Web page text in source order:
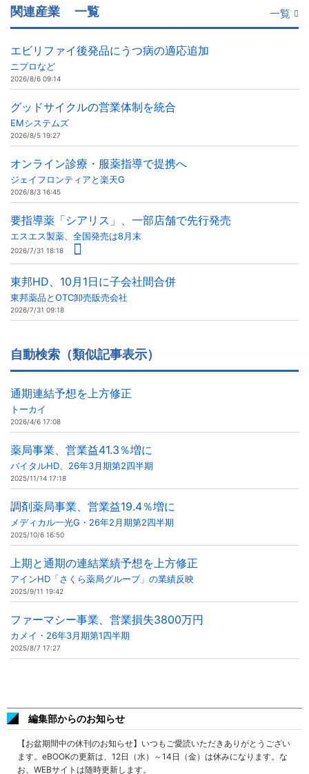
関連産業 一覧 一覧
エビリファイ後発品にうつ病の適応追加
ニプロなど
2026/8/6 09:14
グッドサイクルの営業体制を統合
EMシステムズ
2026/8/5 19:27
オンライン診療・服薬指導で提携へ
ジェイフロンティアと楽天G
2026/8/3 16:45
要指導薬「シアリス」、一部店舗で先行発売
エスエス製薬、全国発売は8月末
2026/7/31 18:18
東邦HD、10月1日に子会社間合併
東邦薬品とOTC卸売販売会社
2026/7/31 09:18
自動検索（類似記事表示）
通期連結予想を上方修正
トーカイ
2026/4/6 17:08
薬局事業、営業益41.3％増に
バイタルHD、26年3月期第2四半期
2025/11/14 17:18
調剤薬局事業、営業益19.4％増に
メディカル一光G・26年2月期第2四半期
2025/10/6 16:50
上期と通期の連結業績予想を上方修正
アインHD「さくら薬局グループ」の業績反映
2025/9/11 19:42
ファーマシー事業、営業損失3800万円
カメイ・26年3月期第1四半期
2025/8/7 17:27
編集部からのお知らせ
【お盆期間中の休刊のお知らせ】いつもご愛読いただきありがとうござい
ます。eBOOKの更新は、12日（水）～14日（金）は休みになります。な
お、WEBサイトは随時更新します。